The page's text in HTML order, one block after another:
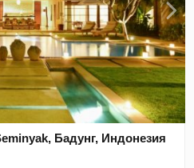
Бадунг, Индонезия